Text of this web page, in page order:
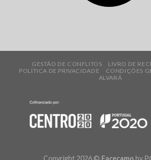
GESTÃO DE CONFLITOS
LIVRO DE
POLÍTICA DE PRIVACIDADE
CONDIÇÕES
ALVARÁ
Copyright 2026 © Facecamo by